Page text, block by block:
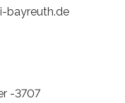
bayreuth.de
-3707